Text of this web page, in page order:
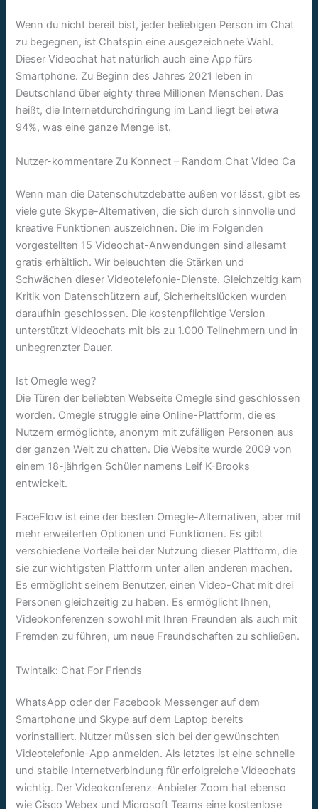
Wenn du nicht bereit bist, jeder beliebigen Person im Chat
zu begegnen, ist Chatspin eine ausgezeichnete Wahl.
Dieser Videochat hat natürlich auch eine App fürs
Smartphone. Zu Beginn des Jahres 2021 leben in
Deutschland über eighty three Millionen Menschen. Das
heißt, die Internetdurchdringung im Land liegt bei etwa
94%, was eine ganze Menge ist.
Nutzer-kommentare Zu Konnect – Random Chat Video Ca
Wenn man die Datenschutzdebatte außen vor lässt, gibt es
viele gute Skype-Alternativen, die sich durch sinnvolle und
kreative Funktionen auszeichnen. Die im Folgenden
vorgestellten 15 Videochat-Anwendungen sind allesamt
gratis erhältlich. Wir beleuchten die Stärken und
Schwächen dieser Videotelefonie-Dienste. Gleichzeitig kam
Kritik von Datenschützern auf, Sicherheitslücken wurden
daraufhin geschlossen. Die kostenpflichtige Version
unterstützt Videochats mit bis zu 1.000 Teilnehmern und in
unbegrenzter Dauer.
Ist Omegle weg?
Die Türen der beliebten Webseite Omegle sind geschlossen
worden. Omegle struggle eine Online-Plattform, die es
Nutzern ermöglichte, anonym mit zufälligen Personen aus
der ganzen Welt zu chatten. Die Website wurde 2009 von
einem 18-jährigen Schüler namens Leif K-Brooks
entwickelt.
FaceFlow ist eine der besten Omegle-Alternativen, aber mit
mehr erweiterten Optionen und Funktionen. Es gibt
verschiedene Vorteile bei der Nutzung dieser Plattform, die
sie zur wichtigsten Plattform unter allen anderen machen.
Es ermöglicht seinem Benutzer, einen Video-Chat mit drei
Personen gleichzeitig zu haben. Es ermöglicht Ihnen,
Videokonferenzen sowohl mit Ihren Freunden als auch mit
Fremden zu führen, um neue Freundschaften zu schließen.
Twintalk: Chat For Friends
WhatsApp oder der Facebook Messenger auf dem
Smartphone und Skype auf dem Laptop bereits
vorinstalliert. Nutzer müssen sich bei der gewünschten
Videotelefonie-App anmelden. Als letztes ist eine schnelle
und stabile Internetverbindung für erfolgreiche Videochats
wichtig. Der Videokonferenz-Anbieter Zoom hat ebenso
wie Cisco Webex und Microsoft Teams eine kostenlose